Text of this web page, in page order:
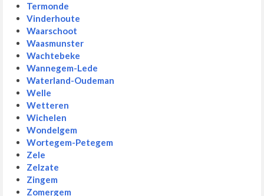
Termonde
Vinderhoute
Waarschoot
Waasmunster
Wachtebeke
Wannegem-Lede
Waterland-Oudeman
Welle
Wetteren
Wichelen
Wondelgem
Wortegem-Petegem
Zele
Zelzate
Zingem
Zomergem